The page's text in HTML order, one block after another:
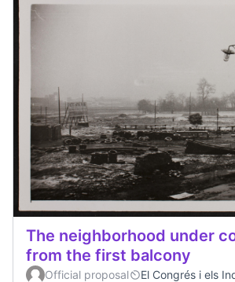
The neighborhood under
from the first balcony
Official proposal
El Congrés i els